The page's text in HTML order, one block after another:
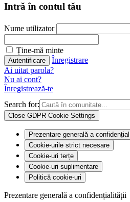
Intră în contul tău
Nume utilizator
Ține-mă minte
Înregistrare
Ai uitat parola?
Nu ai cont?
Înregistrează-te
Search for:
Close GDPR Cookie Settings
Prezentare generală a
Cookie-urile strict necesare
Cookie-uri terțe
Cookie-uri suplimentare
Politică cookie-uri
Prezentare generală a confidențialității